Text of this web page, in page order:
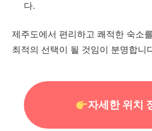
다.
제주도에서 편리하고 쾌적한 숙소
최적의 선택이 될 것임이 분명합니
자세한 위치